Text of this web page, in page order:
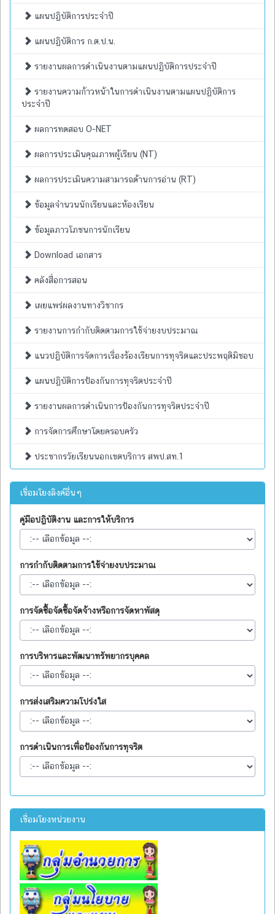
แผนปฏิบัติการประจำปี
แผนปฏิบัติการ ก.ต.ป.น.
รายงานผลการดำเนินงานตามแผนปฏิบัติการประจำปี
รายงานความก้าวหน้าในการดำเนินงานตามแผนปฏิบัติการ
ประจำปี
ผลการทดสอบ O-NET
ผลการประเมินคุณภาพผู้เรียน (NT)
ผลการประเมินความสามารถด้านการอ่าน (RT)
ข้อมูลจำนวนนักเรียนและห้องเรียน
ข้อมูลภาวโภชนการนักเรียน
Download เอกสาร
คลังสื่อการสอน
เผยแพร่ผลงานทางวิชากร
รายงานการกำกับติดตามการใช้จ่ายงบประมาณ
แนวปฏิบัติการจัดการเรื่องร้องเรียนการทุจริตและประพฤติมิชอบ
แผนปฏิบัติการป้องกันการทุจริตประจำปี
รายงานผลการดำเนินการป้องกันการทุจริตประจำปี
การจัดการศึกษาโดยครอบครัว
ประชากรวัยเรียนนอกเขตบริการ สพป.สท.1
เชื่อมโยงลิงค์อื่นๆ
คู่มือปฏิบัติงาน และการให้บริการ
การกำกับติดตามการใช้จ่ายงบประมาณ
การจัดซื้อจัดซื้อจัดจ้างหรือการจัดหาพัสดุ
การบริหารและพัฒนาทรัพยากรบุคคล
การส่งเสริมความโปร่งใส
การดำเนินการเพื่อป้องกันการทุจริต
เชื่อมโยงหน่วยงาน